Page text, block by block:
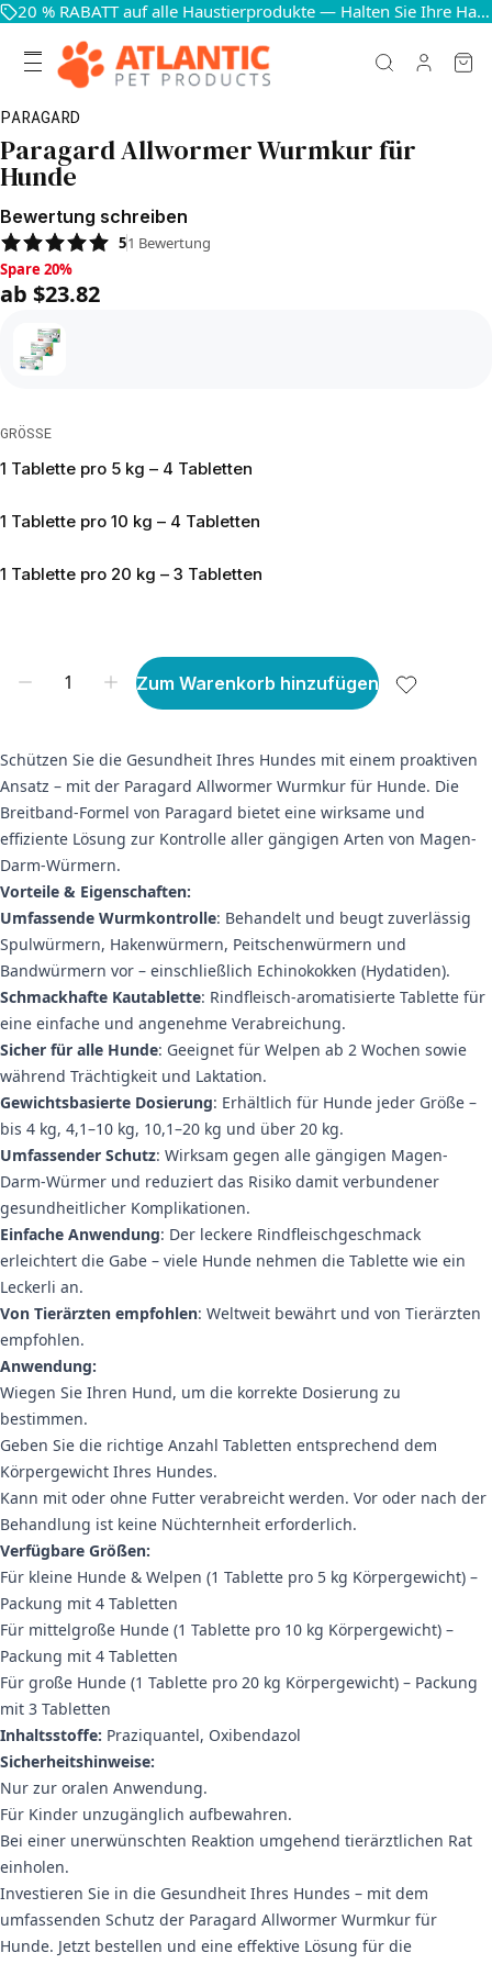
20 % RABATT auf alle Haustierprodukte — Halten Sie Ihre Haustiere glücklich und gesund
PARAGARD
Paragard Allwormer Wurmkur für
Hunde
Bewertung schreiben
51 Bewertung
Spare 20%, ab $23.82
Spare 20%
ab $23.82
GRÖSSE
1 Tablette pro 5 kg – 4 Tabletten
1 Tablette pro 10 kg – 4 Tabletten
1 Tablette pro 20 kg – 3 Tabletten
Zum Warenkorb hinzufügen
Schützen Sie die Gesundheit Ihres Hundes mit einem proaktiven
Ansatz – mit der Paragard Allwormer Wurmkur für Hunde. Die
Breitband-Formel von Paragard bietet eine wirksame und
effiziente Lösung zur Kontrolle aller gängigen Arten von Magen-
Darm-Würmern.
Vorteile & Eigenschaften:
Umfassende Wurmkontrolle: Behandelt und beugt zuverlässig
Spulwürmern, Hakenwürmern, Peitschenwürmern und
Bandwürmern vor – einschließlich Echinokokken (Hydatiden).
Schmackhafte Kautablette: Rindfleisch-aromatisierte Tablette für
eine einfache und angenehme Verabreichung.
Sicher für alle Hunde: Geeignet für Welpen ab 2 Wochen sowie
während Trächtigkeit und Laktation.
Gewichtsbasierte Dosierung: Erhältlich für Hunde jeder Größe –
bis 4 kg, 4,1–10 kg, 10,1–20 kg und über 20 kg.
Umfassender Schutz: Wirksam gegen alle gängigen Magen-
Darm-Würmer und reduziert das Risiko damit verbundener
gesundheitlicher Komplikationen.
Einfache Anwendung: Der leckere Rindfleischgeschmack
erleichtert die Gabe – viele Hunde nehmen die Tablette wie ein
Leckerli an.
Von Tierärzten empfohlen: Weltweit bewährt und von Tierärzten
empfohlen.
Anwendung:
Wiegen Sie Ihren Hund, um die korrekte Dosierung zu
bestimmen.
Geben Sie die richtige Anzahl Tabletten entsprechend dem
Körpergewicht Ihres Hundes.
Kann mit oder ohne Futter verabreicht werden. Vor oder nach der
Behandlung ist keine Nüchternheit erforderlich.
Verfügbare Größen:
Für kleine Hunde & Welpen (1 Tablette pro 5 kg Körpergewicht) –
Packung mit 4 Tabletten
Für mittelgroße Hunde (1 Tablette pro 10 kg Körpergewicht) –
Packung mit 4 Tabletten
Für große Hunde (1 Tablette pro 20 kg Körpergewicht) – Packung
mit 3 Tabletten
Inhaltsstoffe: Praziquantel, Oxibendazol
Sicherheitshinweise:
Nur zur oralen Anwendung.
Für Kinder unzugänglich aufbewahren.
Bei einer unerwünschten Reaktion umgehend tierärztlichen Rat
einholen.
Investieren Sie in die Gesundheit Ihres Hundes – mit dem
umfassenden Schutz der Paragard Allwormer Wurmkur für
Hunde. Jetzt bestellen und eine effektive Lösung für die